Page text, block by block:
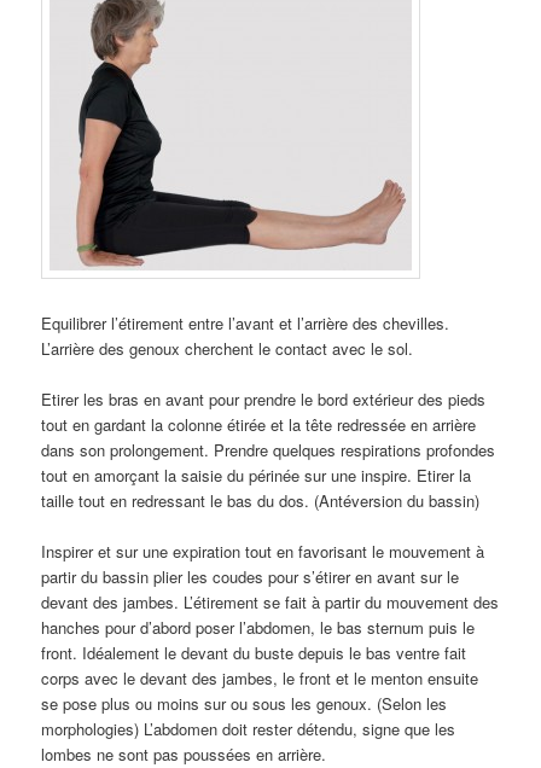
Equilibrer l’étirement entre l’avant et l’arrière des chevilles.
L’arrière des genoux cherchent le contact avec le sol.
Etirer les bras en avant pour prendre le bord extérieur des pieds
tout en gardant la colonne étirée et la tête redressée en arrière
dans son prolongement. Prendre quelques respirations profondes
tout en amorçant la saisie du périnée sur une inspire. Etirer la
taille tout en redressant le bas du dos. (Antéversion du bassin)
Inspirer et sur une expiration tout en favorisant le mouvement à
partir du bassin plier les coudes pour s’étirer en avant sur le
devant des jambes. L’étirement se fait à partir du mouvement des
hanches pour d’abord poser l’abdomen, le bas sternum puis le
front. Idéalement le devant du buste depuis le bas ventre fait
corps avec le devant des jambes, le front et le menton ensuite
se pose plus ou moins sur ou sous les genoux. (Selon les
morphologies) L’abdomen doit rester détendu, signe que les
lombes ne sont pas poussées en arrière.